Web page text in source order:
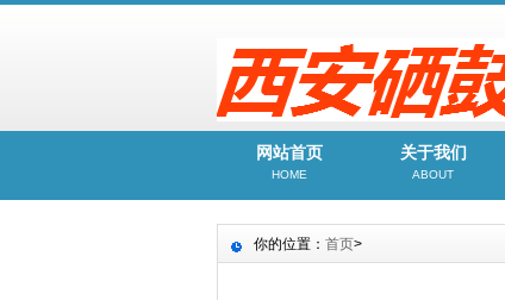
网站首页
HOME
关于我们
ABOUT
你的位置： 首页>